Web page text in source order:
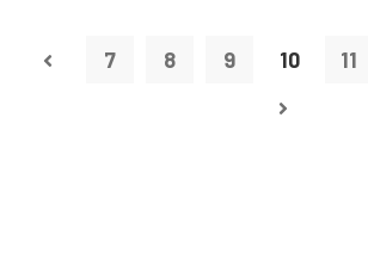
7 8 9 10 11